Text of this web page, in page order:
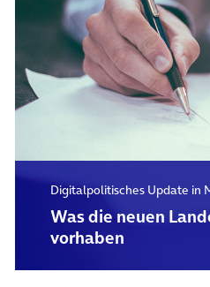
Digitalpolitisches Update in
Was die neuen
vorhaben